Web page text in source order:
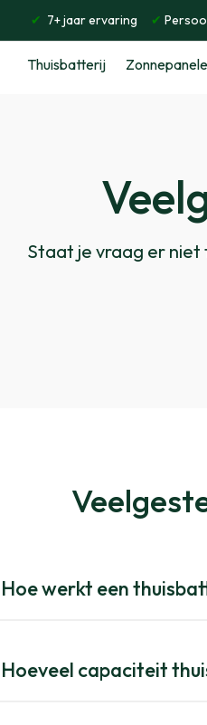
✔ 7+ jaar ervaring ✔
Thuisbatterij
Staat je vraag er niet
Hoe werkt een
Hoeveel capaciteit